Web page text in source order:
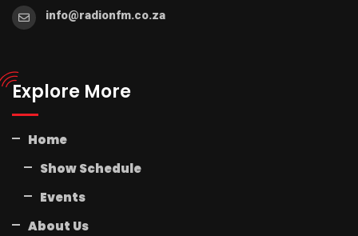
info@radionfm.co.za
Explore More
Home
Show Schedule
Events
About Us